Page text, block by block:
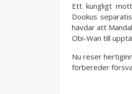
Ett kungligt
Dookus
hävdar att
Obi-Wan till
Nu reser
förbereder